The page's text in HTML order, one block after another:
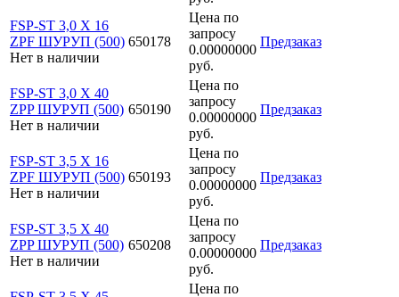
FSP-ST 3,0 X 16
ZPF ШУРУП (500)
Нет в наличии
650178
Цена по
запросу
0.00000000
руб.
Предзаказ
FSP-ST 3,0 X 40
ZPP ШУРУП (500)
Нет в наличии
650190
Цена по
запросу
0.00000000
руб.
Предзаказ
FSP-ST 3,5 X 16
ZPF ШУРУП (500)
Нет в наличии
650193
Цена по
запросу
0.00000000
руб.
Предзаказ
FSP-ST 3,5 X 40
ZPP ШУРУП (500)
Нет в наличии
650208
Цена по
запросу
0.00000000
руб.
Предзаказ
Цена по